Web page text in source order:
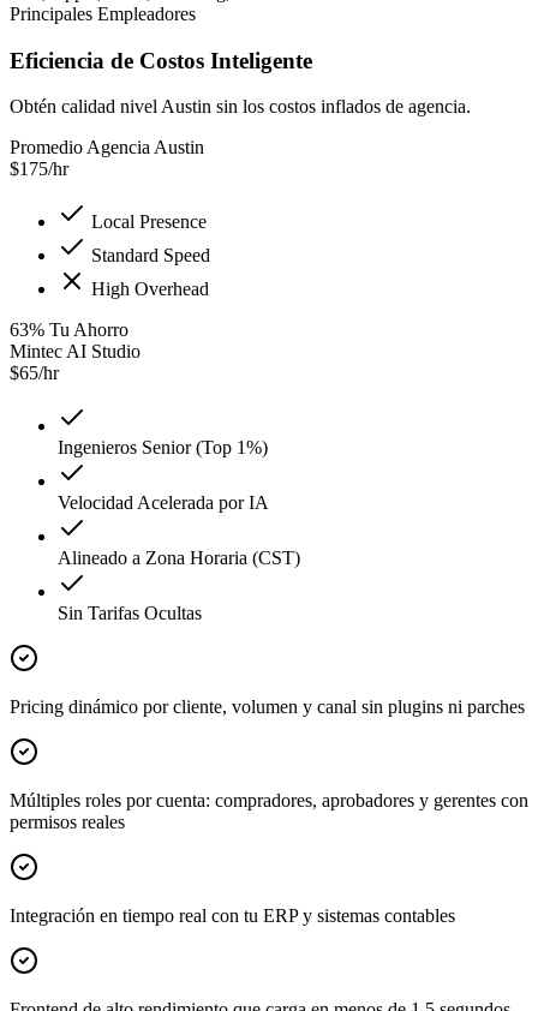
Principales Empleadores
Eficiencia de Costos Inteligente
Obtén calidad nivel Austin sin los costos inflados de agencia.
Promedio Agencia Austin
$175/hr
Local Presence
Standard Speed
High Overhead
63% Tu Ahorro
Mintec AI Studio
$65/hr
Ingenieros Senior (Top 1%)
Velocidad Acelerada por IA
Alineado a Zona Horaria (CST)
Sin Tarifas Ocultas
Pricing dinámico por cliente, volumen y canal sin plugins ni parches
Múltiples roles por cuenta: compradores, aprobadores y gerentes con
permisos reales
Integración en tiempo real con tu ERP y sistemas contables